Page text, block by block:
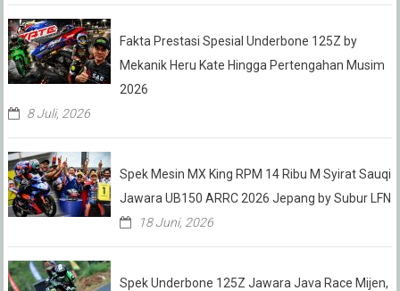
Fakta Prestasi Spesial Underbone 125Z by
Mekanik Heru Kate Hingga Pertengahan Musim
2026
8 Juli, 2026
Spek Mesin MX King RPM 14 Ribu M Syirat Sauqi
Jawara UB150 ARRC 2026 Jepang by Subur LFN
18 Juni, 2026
Spek Underbone 125Z Jawara Java Race Mijen,